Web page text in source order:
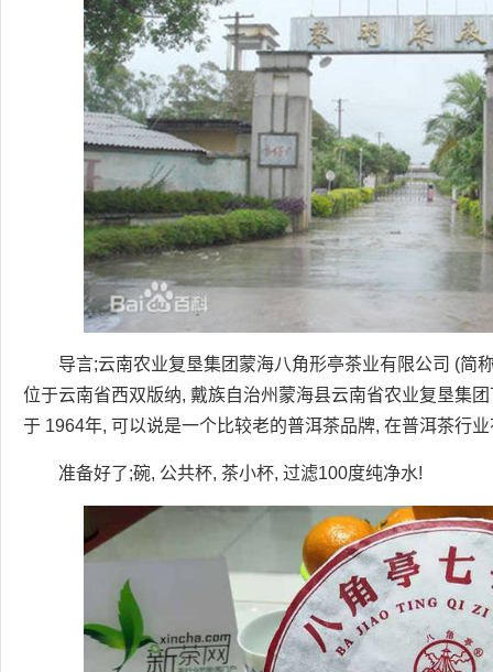
导言;云南农业复垦集团蒙海八角形亭茶业有限公司 (简
位于云南省西双版纳, 戴族自治州蒙海县云南省农业复垦集
于 1964年, 可以说是一个比较老的普洱茶品牌, 在普洱茶行
准备好了;碗, 公共杯, 茶小杯, 过滤100度纯净水!